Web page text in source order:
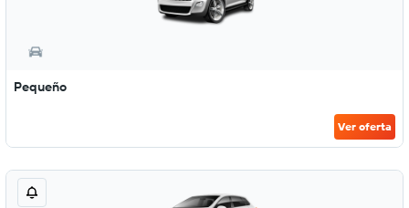
Pequeño
Ver oferta